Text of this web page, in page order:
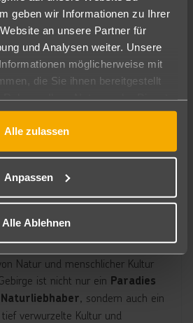
geben wir Informationen zu Ihrer
an unsere Partner für
und Analysen weiter. Unsere
möglicherweise mit
die Sie ihnen bereitgestellt
Alle zulassen
Anpassen
Alle Ablehnen
Gebirge
markantesten Landschaften
aufgrund seiner einzigartigen Natur
2011 als UNESCO-
jahrhundertealten terrassierten
und historische Wasserkanäle, die
Natur und menschlicher Kultur
ist nicht nur ein Paradies
, sondern auch ein
verwurzelte Kultur und